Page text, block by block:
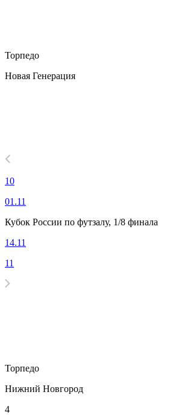
Торпедо
Новая Генерация
10
01.11
Кубок России по футзалу, 1/8 финала
14.11
11
Торпедо
Нижний Новгород
4